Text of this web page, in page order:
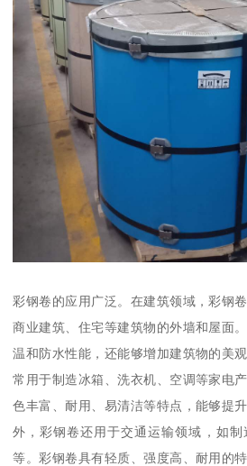
彩钢卷的应用广泛。在建筑领域，彩钢
商业建筑、住宅等建筑物的外墙和屋面
温和防水性能，还能够增加建筑物的美
常用于制造冰箱、洗衣机、空调等家电
色丰富、耐用、易清洁等特点，能够提
外，彩钢卷还用于交通运输领域，如
等。彩钢卷具有轻质、强度高、耐用的